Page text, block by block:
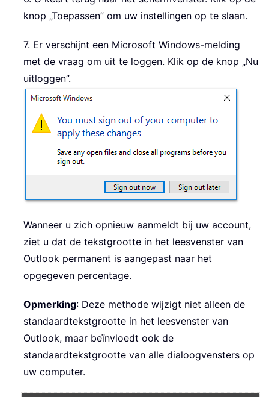
knop „Toepassen” om uw instellingen op te slaan.
7. Er verschijnt een Microsoft Windows-melding
met de vraag om uit te loggen. Klik op de knop „Nu
uitloggen”.
Wanneer u zich opnieuw aanmeldt bij uw account,
ziet u dat de tekstgrootte in het leesvenster van
Outlook permanent is aangepast naar het
opgegeven percentage.
Opmerking: Deze methode wijzigt niet alleen de
standaardtekstgrootte in het leesvenster van
Outlook, maar beïnvloedt ook de
standaardtekstgrootte van alle dialoogvensters op
uw computer.